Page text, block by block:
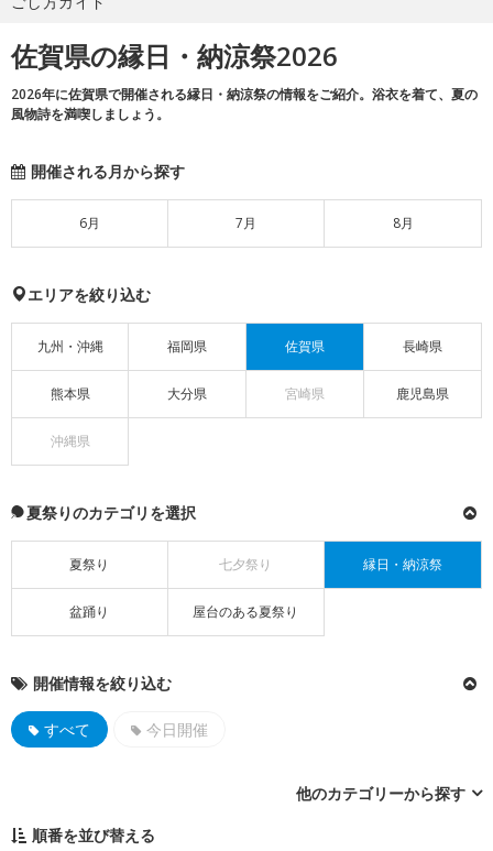
佐賀県の縁日・納涼祭2026
2026年に佐賀県で開催される縁日・納涼祭の情報をご紹介。浴衣を着て、夏の
風物詩を満喫しましょう。
開催される月から探す
6月 7月 8月
エリアを絞り込む
九州・沖縄 福岡県 佐賀県 長崎県
熊本県 大分県 宮崎県 鹿児島県
沖縄県
夏祭りのカテゴリを選択
夏祭り 七夕祭り 縁日・納涼祭
盆踊り 屋台のある夏祭り
開催情報を絞り込む
すべて 今日開催
他のカテゴリーから探す
順番を並び替える